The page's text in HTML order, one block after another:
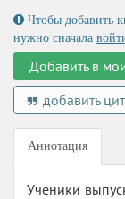
Чтобы добавить
нужно сначала
Добавить в
добавить
Аннотация
Ученики